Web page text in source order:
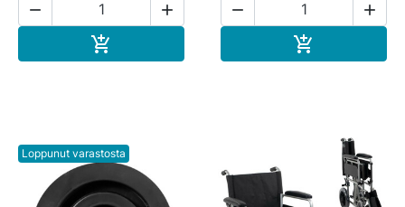
 

 

Loppunut varastosta